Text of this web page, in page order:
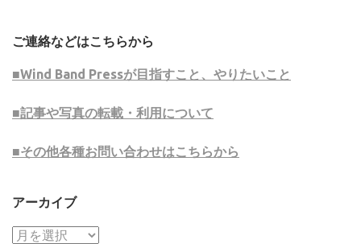
ご連絡などはこちらから
■Wind Band Pressが目指すこと、やりたいこと
■記事や写真の転載・利用について
■その他各種お問い合わせはこちらから
アーカイブ
ア